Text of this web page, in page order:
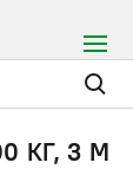
КГ, 3 М